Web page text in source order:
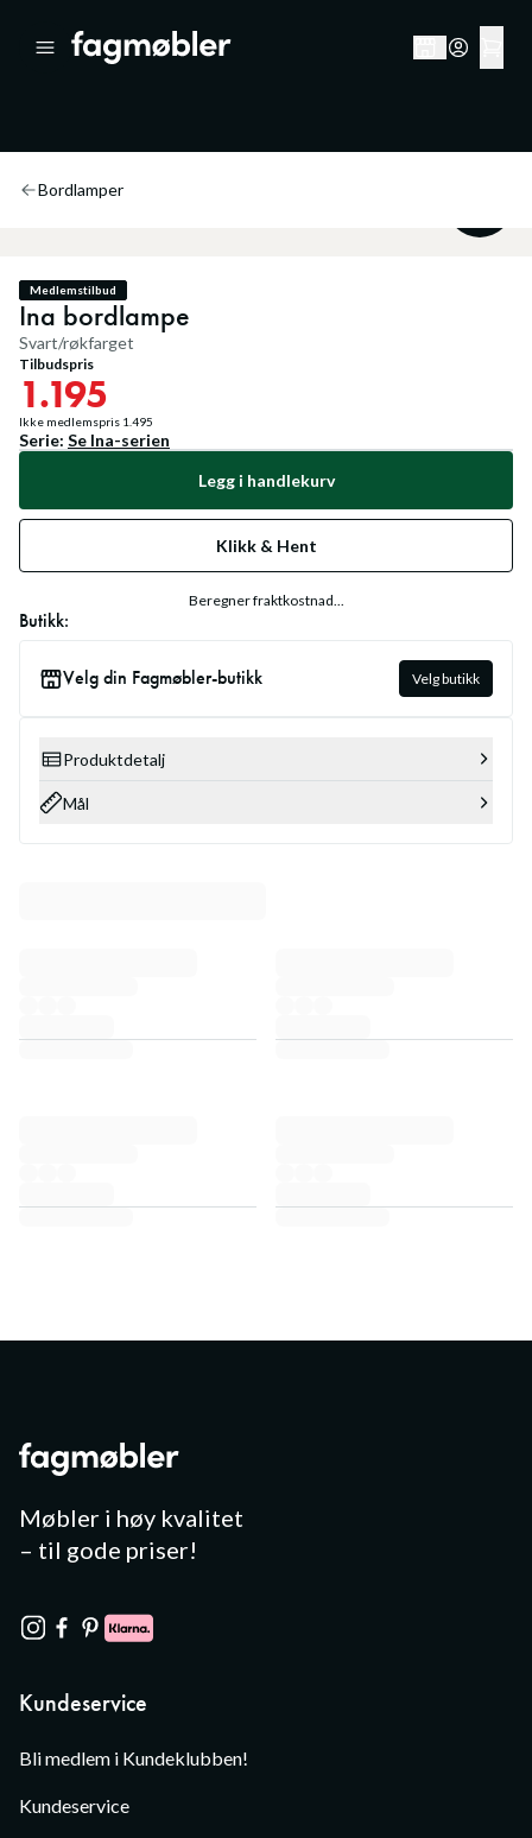
Bordlamper
Medlemstilbud
Ina bordlampe
Svart/røkfarget
Tilbudspris
1.195
Ikke medlemspris 1.495
Serie: Se Ina-serien
Legg i handlekurv
Klikk & Hent
Beregner fraktkostnad...
Butikk:
Velg din Fagmøbler-butikk Velg butikk
Produktdetalj
Mål
Møbler i høy kvalitet
– til gode priser!
Kundeservice
Bli medlem i Kundeklubben!
Kundeservice